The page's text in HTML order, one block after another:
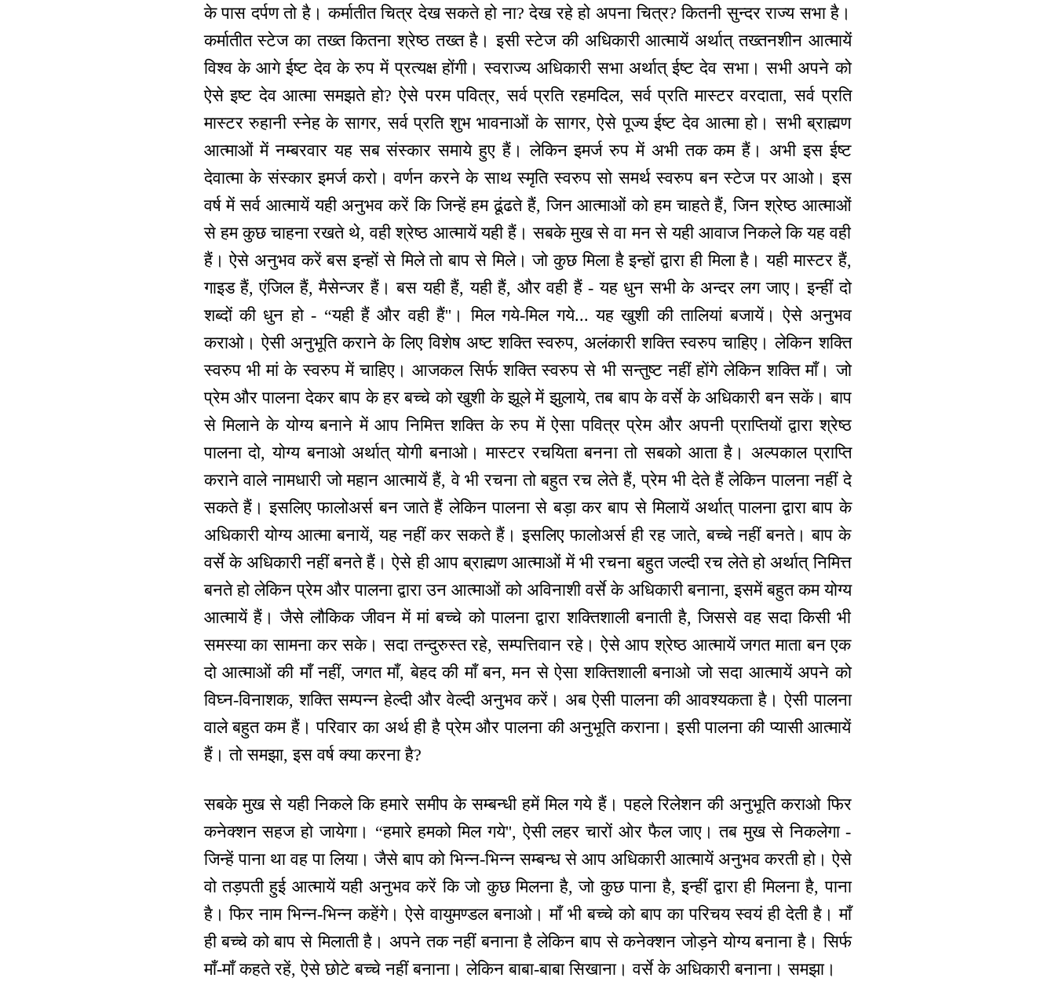
के पास दर्पण तो है। कर्मातीत चित्र देख सकते हो ना? देख रहे हो अपना चित्र? कितनी सुन्दर राज्य सभा है।
कर्मातीत स्टेज का तख्त कितना श्रेष्ठ तख्त है। इसी स्टेज की अधिकारी आत्मायें अर्थात् तख्तनशीन आत्मायें
विश्व के आगे ईष्ट देव के रुप में प्रत्यक्ष होंगी। स्वराज्य अधिकारी सभा अर्थात् ईष्ट देव सभा। सभी अपने को
ऐसे इष्ट देव आत्मा समझते हो? ऐसे परम पवित्र, सर्व प्रति रहमदिल, सर्व प्रति मास्टर वरदाता, सर्व प्रति
मास्टर रुहानी स्नेह के सागर, सर्व प्रति शुभ भावनाओं के सागर, ऐसे पूज्य ईष्ट देव आत्मा हो। सभी ब्राह्मण
आत्माओं में नम्बरवार यह सब संस्कार समाये हुए हैं। लेकिन इमर्ज रुप में अभी तक कम हैं। अभी इस ईष्ट
देवात्मा के संस्कार इमर्ज करो। वर्णन करने के साथ स्मृति स्वरुप सो समर्थ स्वरुप बन स्टेज पर आओ। इस
वर्ष में सर्व आत्मायें यही अनुभव करें कि जिन्हें हम ढूंढते हैं, जिन आत्माओं को हम चाहते हैं, जिन श्रेष्ठ आत्माओं
से हम कुछ चाहना रखते थे, वही श्रेष्ठ आत्मायें यही हैं। सबके मुख से वा मन से यही आवाज निकले कि यह वही
हैं। ऐसे अनुभव करें बस इन्हों से मिले तो बाप से मिले। जो कुछ मिला है इन्हों द्वारा ही मिला है। यही मास्टर हैं,
गाइड हैं, एंजिल हैं, मैसेन्जर हैं। बस यही हैं, यही हैं, और वही हैं - यह धुन सभी के अन्दर लग जाए। इन्हीं दो
शब्दों की धुन हो - “यही हैं और वही हैं''। मिल गये-मिल गये... यह खुशी की तालियां बजायें। ऐसे अनुभव
कराओ। ऐसी अनुभूति कराने के लिए विशेष अष्ट शक्ति स्वरुप, अलंकारी शक्ति स्वरुप चाहिए। लेकिन शक्ति
स्वरुप भी मां के स्वरुप में चाहिए। आजकल सिर्फ शक्ति स्वरुप से भी सन्तुष्ट नहीं होंगे लेकिन शक्ति माँ। जो
प्रेम और पालना देकर बाप के हर बच्चे को खुशी के झूले में झुलाये, तब बाप के वर्से के अधिकारी बन सकें। बाप
से मिलाने के योग्य बनाने में आप निमित्त शक्ति के रुप में ऐसा पवित्र प्रेम और अपनी प्राप्तियों द्वारा श्रेष्ठ
पालना दो, योग्य बनाओ अर्थात् योगी बनाओ। मास्टर रचयिता बनना तो सबको आता है। अल्पकाल प्राप्ति
कराने वाले नामधारी जो महान आत्मायें हैं, वे भी रचना तो बहुत रच लेते हैं, प्रेम भी देते हैं लेकिन पालना नहीं दे
सकते हैं। इसलिए फालोअर्स बन जाते हैं लेकिन पालना से बड़ा कर बाप से मिलायें अर्थात् पालना द्वारा बाप के
अधिकारी योग्य आत्मा बनायें, यह नहीं कर सकते हैं। इसलिए फालोअर्स ही रह जाते, बच्चे नहीं बनते। बाप के
वर्से के अधिकारी नहीं बनते हैं। ऐसे ही आप ब्राह्मण आत्माओं में भी रचना बहुत जल्दी रच लेते हो अर्थात् निमित्त
बनते हो लेकिन प्रेम और पालना द्वारा उन आत्माओं को अविनाशी वर्से के अधिकारी बनाना, इसमें बहुत कम योग्य
आत्मायें हैं। जैसे लौकिक जीवन में मां बच्चे को पालना द्वारा शक्तिशाली बनाती है, जिससे वह सदा किसी भी
समस्या का सामना कर सके। सदा तन्दुरुस्त रहे, सम्पत्तिवान रहे। ऐसे आप श्रेष्ठ आत्मायें जगत माता बन एक
दो आत्माओं की माँ नहीं, जगत माँ, बेहद की माँ बन, मन से ऐसा शक्तिशाली बनाओ जो सदा आत्मायें अपने को
विघ्न-विनाशक, शक्ति सम्पन्न हेल्दी और वेल्दी अनुभव करें। अब ऐसी पालना की आवश्यकता है। ऐसी पालना
वाले बहुत कम हैं। परिवार का अर्थ ही है प्रेम और पालना की अनुभूति कराना। इसी पालना की प्यासी आत्मायें
हैं। तो समझा, इस वर्ष क्या करना है?
सबके मुख से यही निकले कि हमारे समीप के सम्बन्धी हमें मिल गये हैं। पहले रिलेशन की अनुभूति कराओ फिर
कनेक्शन सहज हो जायेगा। “हमारे हमको मिल गये'', ऐसी लहर चारों ओर फैल जाए। तब मुख से निकलेगा -
जिन्हें पाना था वह पा लिया। जैसे बाप को भिन्न-भिन्न सम्बन्ध से आप अधिकारी आत्मायें अनुभव करती हो। ऐसे
वो तड़पती हुई आत्मायें यही अनुभव करें कि जो कुछ मिलना है, जो कुछ पाना है, इन्हीं द्वारा ही मिलना है, पाना
है। फिर नाम भिन्न-भिन्न कहेंगे। ऐसे वायुमण्डल बनाओ। माँ भी बच्चे को बाप का परिचय स्वयं ही देती है। माँ
ही बच्चे को बाप से मिलाती है। अपने तक नहीं बनाना है लेकिन बाप से कनेक्शन जोड़ने योग्य बनाना है। सिर्फ
माँ-माँ कहते रहें, ऐसे छोटे बच्चे नहीं बनाना। लेकिन बाबा-बाबा सिखाना। वर्से के अधिकारी बनाना। समझा।